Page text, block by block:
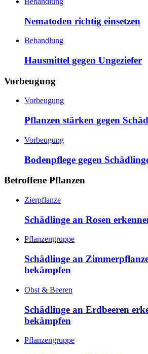
Nematoden richtig einsetzen
Behandlung
Hausmittel gegen Ungeziefer
Vorbeugung
Vorbeugung
Pflanzen stärken gegen
Vorbeugung
Bodenpflege gegen
Betroffene Pflanzen
Zierpflanze
Schädlinge an Rosen
Pflanzengruppe
Schädlinge an
bekämpfen
Obst & Beeren
Schädlinge an Erdbeeren
bekämpfen
Pflanzengruppe